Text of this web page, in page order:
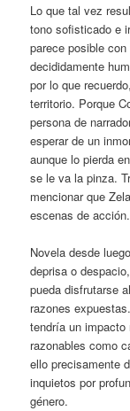
Lo que tal vez
tono sofisticado e
parece posible
decididamente
por lo que
territorio. Porque
persona de
esperar de un
aunque lo pierda
se le va la pinza.
mencionar que
escenas de acción.
Novela desde
deprisa o
pueda disfrutarse
razones
tendría un
razonables como
ello precisamente
inquietos por
género.